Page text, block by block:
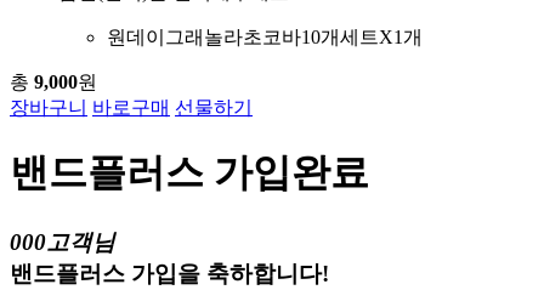
원데이그래놀라초코바10개세트X1개
총 9,000원
장바구니 바로구매 선물하기
밴드플러스 가입완료
000고객님
밴드플러스 가입을 축하합니다!